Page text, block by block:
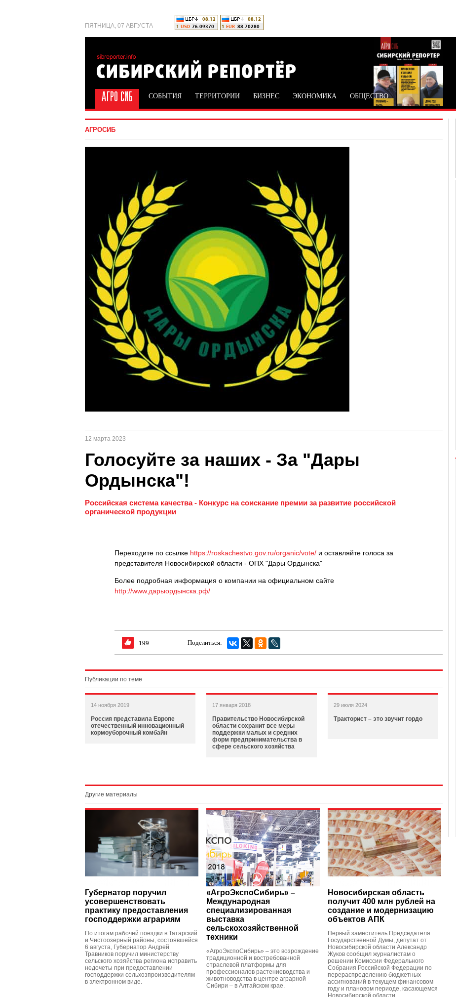
ПЯТНИЦА, 07 АВГУСТА
СОБЫТИЯ ТЕРРИТОРИИ БИЗНЕС ЭКОНОМИКА ОБЩЕСТВО
АГРОСИБ
12 марта 2023
Голосуйте за наших - За "Дары
Ордынска"!
Российская система качества - Конкурс на соискание премии за развитие российской
органической продукции
Переходите по ссылке https://roskachestvo.gov.ru/organic/vote/ и оставляйте голоса за
представителя Новосибирской области - ОПХ "Дары Ордынска"
Более подробная информация о компании на официальном сайте
http://www.дарыордынска.рф/
199 Поделиться:
Публикации по теме
14 ноября 2019
Россия представила Европе
отечественный инновационный
кормоуборочный комбайн
17 января 2018
Правительство Новосибирской
области сохранит все меры
поддержки малых и средних
форм предпринимательства в
сфере сельского хозяйства
29 июля 2024
Тракторист – это звучит гордо
Другие материалы
Губернатор поручил
усовершенствовать
практику предоставления
господдержки аграриям
По итогам рабочей поездки в Татарский
и Чистоозерный районы, состоявшейся
6 августа, Губернатор Андрей
Травников поручил министерству
сельского хозяйства региона исправить
недочеты при предоставлении
господдержки сельхозпроизводителям
в электронном виде.
«АгроЭкспоСибирь» –
Международная
специализированная
выставка
сельскохозяйственной
техники
«АгроЭкспоСибирь» – это возрождение
традиционной и востребованной
отраслевой платформы для
профессионалов растениеводства и
животноводства в центре аграрной
Сибири – в Алтайском крае.
Новосибирская область
получит 400 млн рублей на
создание и модернизацию
объектов АПК
Первый заместитель Председателя
Государственной Думы, депутат от
Новосибирской области Александр
Жуков сообщил журналистам о
решении Комиссии Федерального
Собрания Российской Федерации по
перераспределению бюджетных
ассигнований в текущем финансовом
году и плановом периоде, касающемся
Новосибирской области.